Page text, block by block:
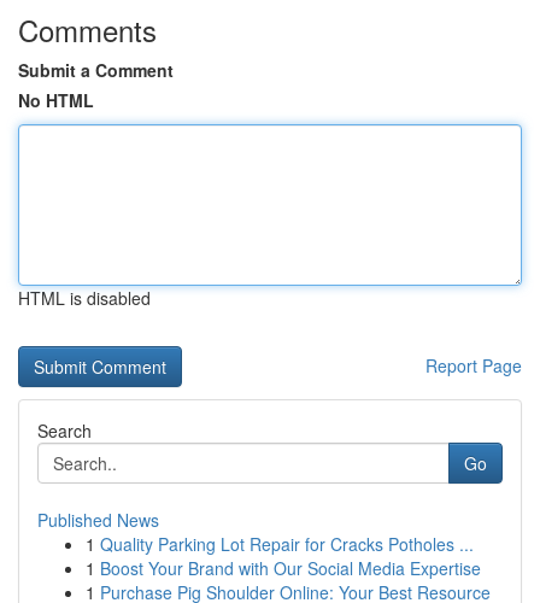
Comments
Submit a Comment
No HTML
HTML is disabled
Report Page
Search
Go
Published News
1 Quality Parking Lot Repair for Cracks Potholes ...
1 Boost Your Brand with Our Social Media Expertise
1 Purchase Pig Shoulder Online: Your Best Resource